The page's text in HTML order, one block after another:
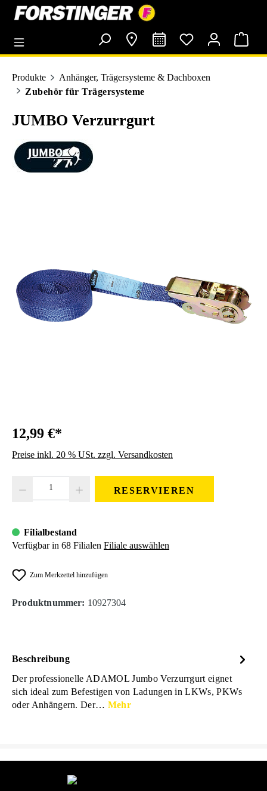
springen
Produkte
Anhänger, Trägersysteme & Dachboxen
Zubehör für Trägersysteme
JUMBO Verzurrgurt
12,99 €*
Preise inkl. 20 % USt. zzgl. Versandkosten
RESERVIEREN
Filialbestand
Verfügbar in 68 Filialen Filiale auswählen
Zum Merkzettel hinzufügen
Produktnummer: 10927304
Beschreibung
Der professionelle ADAMOL Jumbo Verzurrgurt eignet
sich ideal zum Befestigen von Ladungen in LKWs, PKWs
oder Anhängern. Der… Mehr